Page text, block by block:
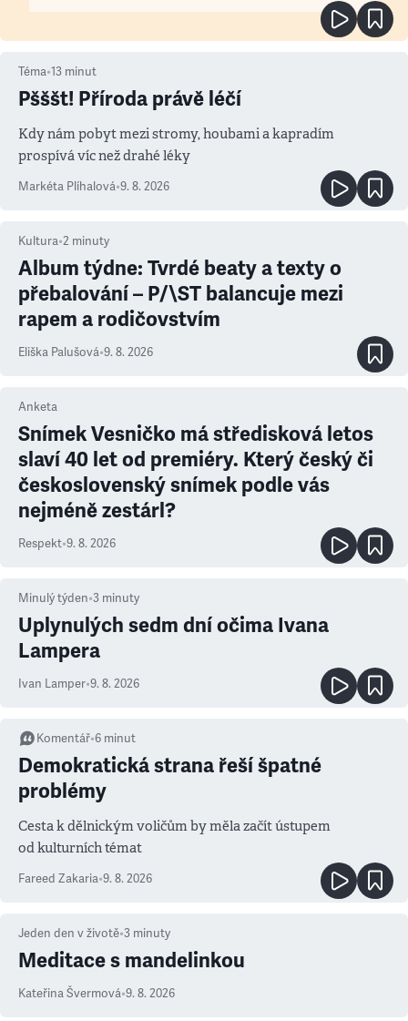
Téma•13 minut
Pšššt! Příroda právě léčí
Kdy nám pobyt mezi stromy, houbami a kapradím
prospívá víc než drahé léky
Markéta Plíhalová•9. 8. 2026
Kultura•2 minuty
Album týdne: Tvrdé beaty a texty o
přebalování – P/\ST balancuje mezi
rapem a rodičovstvím
Eliška Palušová•9. 8. 2026
Anketa
Snímek Vesničko má středisková letos
slaví 40 let od premiéry. Který český či
československý snímek podle vás
nejméně zestárl?
Respekt•9. 8. 2026
Minulý týden•3 minuty
Uplynulých sedm dní očima Ivana
Lampera
Ivan Lamper•9. 8. 2026
Komentář•6 minut
Demokratická strana řeší špatné
problémy
Cesta k dělnickým voličům by měla začít ústupem
od kulturních témat
Fareed Zakaria•9. 8. 2026
Jeden den v životě•3 minuty
Meditace s mandelinkou
Kateřina Švermová•9. 8. 2026